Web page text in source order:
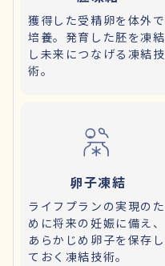
獲得した受精卵を体外で
培養。発育した胚を凍結
し未来につなげる凍結技
術。
卵子凍結
ライフプランの実現のた
めに将来の妊娠に備え、
あらかじめ卵子を保存し
ておく凍結技術。